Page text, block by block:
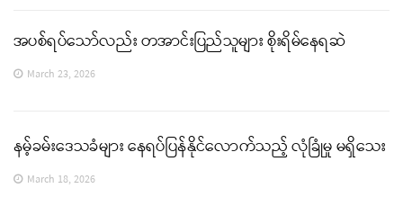
အပစ်ရပ်သော်လည်း တအာင်းပြည်သူများ စိုးရိမ်နေရဆဲ
March 23, 2026
နမ့်ခမ်းဒေသခံများ နေရပ်ပြန်နိုင်လောက်သည့် လုံခြုံမှု မရှိသေး
March 18, 2026